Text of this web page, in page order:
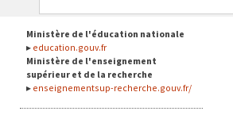
Ministère de l'éducation nationale
education.gouv.fr
Ministère de l'enseignement
supérieur et de la recherche
enseignementsup-recherche.gouv.fr/